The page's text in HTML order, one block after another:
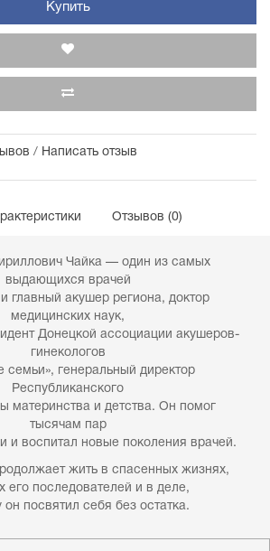
Купить
/ Написать отзыв
Отзывов (0)
Чайка — один из самых
выдающихся врачей
главный акушер региона, доктор
медицинских наук,
Донецкой ассоциации акушеров-
гинекологов
семьи», генеральный директор
Республиканского
материнства и детства. Он помог
тысячам пар
и воспитал новые поколения врачей.
жить в спасенных жизнях,
его последователей и в деле,
он посвятил себя без остатка.